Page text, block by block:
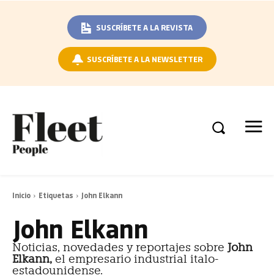
SUSCRÍBETE A LA REVISTA
SUSCRÍBETE A LA NEWSLETTER
Inicio Etiquetas John Elkann
John Elkann
Noticias, novedades y reportajes sobre John
Elkann, el empresario industrial italo-
estadounidense.